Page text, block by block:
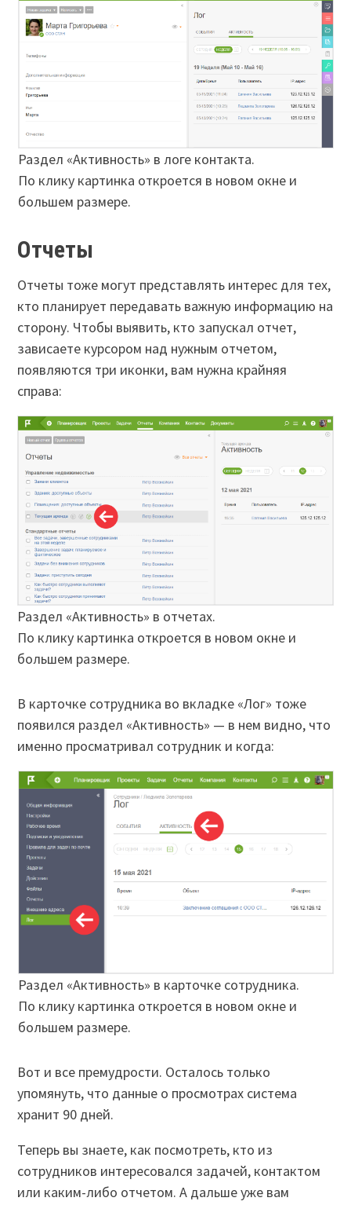
Раздел «Активность» в логе контакта.
По клику картинка откроется в новом окне и
большем размере.
Отчеты
Отчеты тоже могут представлять интерес для тех,
кто планирует передавать важную информацию на
сторону. Чтобы выявить, кто запускал отчет,
зависаете курсором над нужным отчетом,
появляются три иконки, вам нужна крайняя
справа:
Раздел «Активность» в отчетах.
По клику картинка откроется в новом окне и
большем размере.
В карточке сотрудника во вкладке «Лог» тоже
появился раздел «Активность» — в нем видно, что
именно просматривал сотрудник и когда:
Раздел «Активность» в карточке сотрудника.
По клику картинка откроется в новом окне и
большем размере.
Вот и все премудрости. Осталось только
упомянуть, что данные о просмотрах система
хранит 90 дней.
Теперь вы знаете, как посмотреть, кто из
сотрудников интересовался задачей, контактом
или каким-либо отчетом. А дальше уже вам